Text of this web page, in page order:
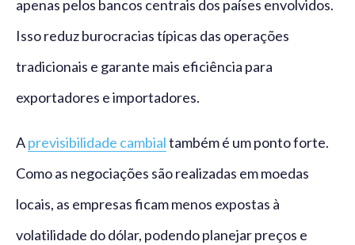
apenas pelos bancos centrais dos países envolvidos.
Isso reduz burocracias típicas das operações
tradicionais e garante mais eficiência para
exportadores e importadores.
Aprevisibilidade cambialtambém é um ponto forte.
Como as negociações são realizadas em moedas
locais, as empresas ficam menos expostas à
volatilidade do dólar, podendo planejar preços e